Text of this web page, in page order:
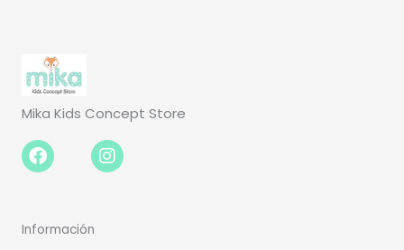
Mika Kids Concept Store
Facebook-
f
Instagram
Información